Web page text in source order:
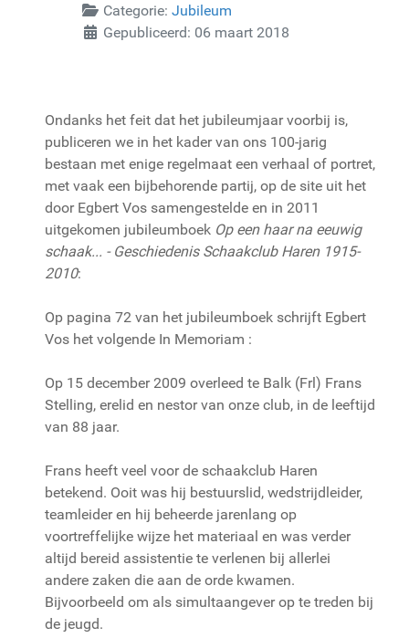
Categorie: Jubileum
Gepubliceerd: 06 maart 2018
Ondanks het feit dat het jubileumjaar voorbij is,
publiceren we in het kader van ons 100-jarig
bestaan met enige regelmaat een verhaal of portret,
met vaak een bijbehorende partij, op de site uit het
door Egbert Vos samengestelde en in 2011
uitgekomen jubileumboek Op een haar na eeuwig
schaak... - Geschiedenis Schaakclub Haren 1915-
2010:
Op pagina 72 van het jubileumboek schrijft Egbert
Vos het volgende In Memoriam :
Op 15 december 2009 overleed te Balk (Frl) Frans
Stelling, erelid en nestor van onze club, in de leeftijd
van 88 jaar.
Frans heeft veel voor de schaakclub Haren
betekend. Ooit was hij bestuurslid, wedstrijdleider,
teamleider en hij beheerde jarenlang op
voortreffelijke wijze het materiaal en was verder
altijd bereid assistentie te verlenen bij allerlei
andere zaken die aan de orde kwamen.
Bijvoorbeeld om als simultaangever op te treden bij
de jeugd.